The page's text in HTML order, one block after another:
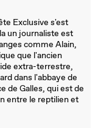
Exclusive s'est
un journaliste est
comme Alain,
que l'ancien
extra-terrestre,
dans l'abbaye de
de Galles, qui est de
entre le reptilien et